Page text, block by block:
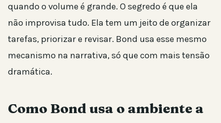
quando o volume é grande. O segredo é que ela
não improvisa tudo. Ela tem um jeito de organizar
tarefas, priorizar e revisar. Bond usa esse mesmo
mecanismo na narrativa, só que com mais tensão
dramática.
Como Bond usa o ambiente a